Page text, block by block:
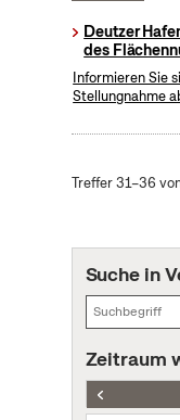
Deutzer
des
Informieren Sie
Stellungnahme
Treffer 31–36
Suche in
Zeitraum